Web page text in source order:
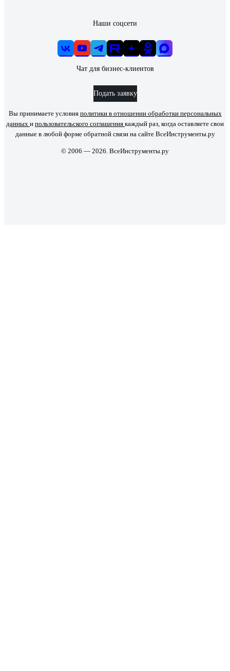
Наши соцсети
Чат для бизнес-клиентов
Подать заявку
Вы принимаете условия политики в отношении обработки персональных
данных и пользовательского соглашения каждый раз, когда оставляете свои
данные в любой форме обратной связи на сайте ВсеИнструменты.ру
© 2006 — 2026. ВсеИнструменты.ру